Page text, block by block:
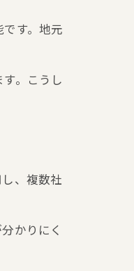
す。地元
。こうし
、複数社
かりにく